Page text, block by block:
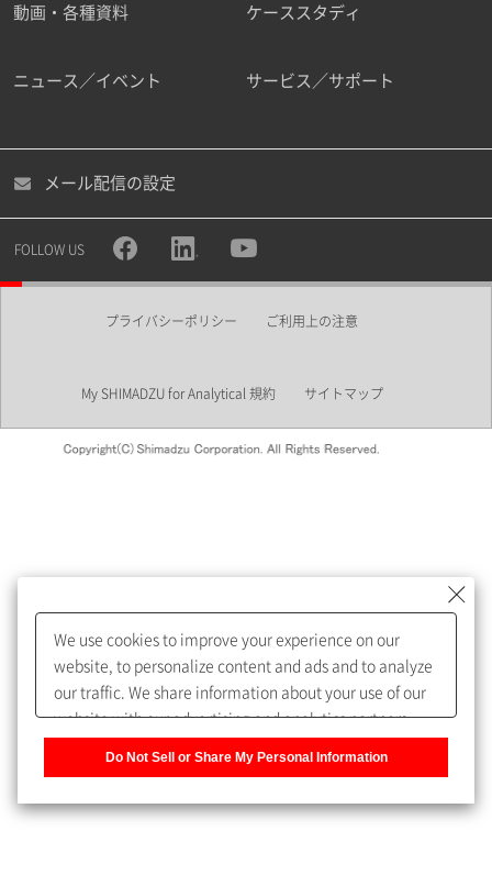
職種
めします。
My SHIMADZU for Analyticalへ登録いただくと、技術情報や
取扱説明書・Webinarなどの閲覧ができます。
うになります。
動画・各種資料 ケーススタディ
ニュース／イベント サービス／サポート
メール配信の設定
FOLLOW US
プライバシーポリシー ご利用上の注意
My SHIMADZU for Analytical 規約 サイトマップ
We use cookies to improve your experience on our
website, to personalize content and ads and to analyze
our traffic. We share information about your use of our
website with our advertising and analytics partners,
Do Not Sell or Share My Personal Information